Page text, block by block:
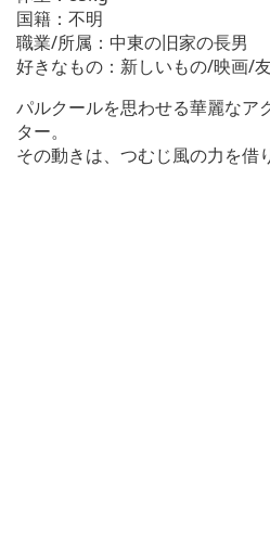
国籍：不明
職業/所属：中東の旧家の長男
好きなもの：新しいもの/映画/
パルクールを思わせる華麗なア
ター。
その動きは、つむじ風の力を借